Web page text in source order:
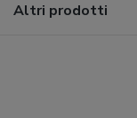
Altri prodotti